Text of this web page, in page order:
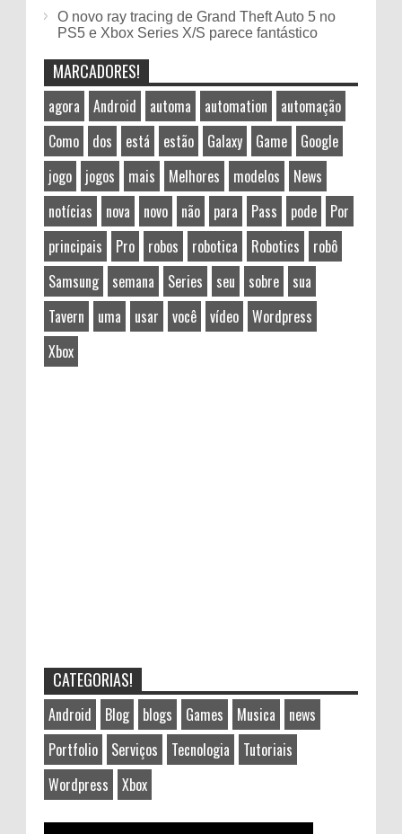
O novo ray tracing de Grand Theft Auto 5 no
PS5 e Xbox Series X/S parece fantástico
MARCADORES!
agora Android automa automation
automação
Como
dos está estão Galaxy Game
Google
jogo
jogos mais Melhores modelos
News
notícias
nova novo não para Pass pode
Por
principais
Pro robos robotica Robotics
robô
Samsung
semana Series seu sobre
sua
Tavern
uma usar você vídeo
Wordpress
Xbox
CATEGORIAS!
Android Blog blogs Games Musica
news
Portfolio
Serviços Tecnologia
Tutoriais
Wordpress
Xbox